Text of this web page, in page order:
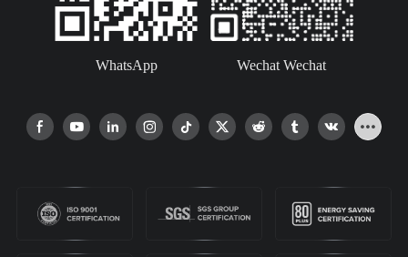
WhatsApp Wechat Wechat